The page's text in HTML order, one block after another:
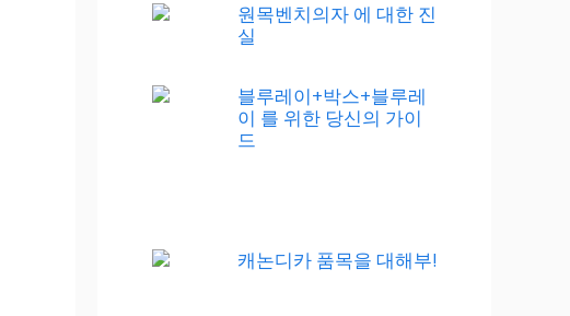
원목벤치의자 에 대한 진
실
블루레이+박스+블루레
이 를 위한 당신의 가이
드
캐논디카 품목을 대해부!